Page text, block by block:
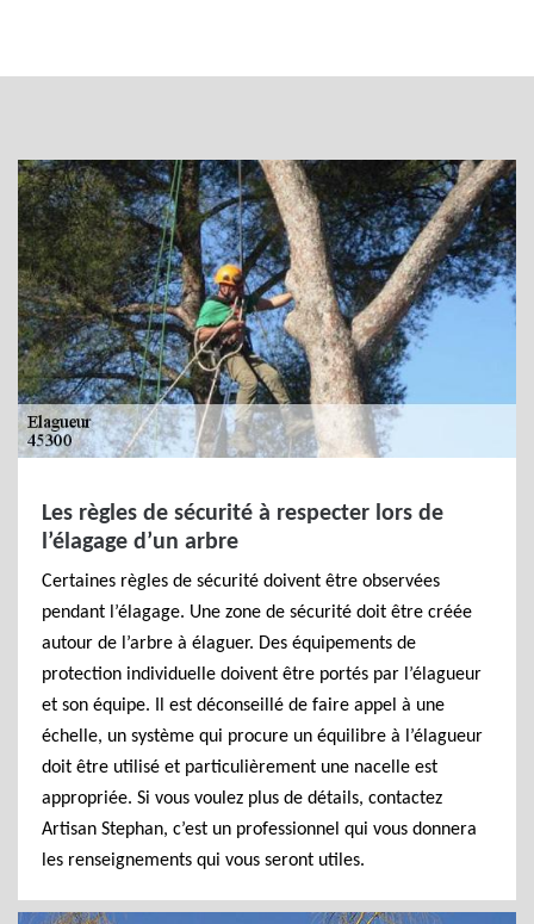
Les règles de sécurité à respecter lors de
l’élagage d’un arbre
Certaines règles de sécurité doivent être observées
pendant l’élagage. Une zone de sécurité doit être créée
autour de l’arbre à élaguer. Des équipements de
protection individuelle doivent être portés par l’élagueur
et son équipe. Il est déconseillé de faire appel à une
échelle, un système qui procure un équilibre à l’élagueur
doit être utilisé et particulièrement une nacelle est
appropriée. Si vous voulez plus de détails, contactez
Artisan Stephan, c’est un professionnel qui vous donnera
les renseignements qui vous seront utiles.